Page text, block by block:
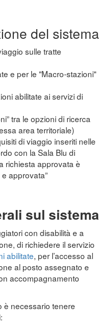
del sistema
sulle tratte
e per le "Macro-stazioni"
abilitate ai servizi di
tra le opzioni di ricerca
area territoriale)
di viaggio inseriti nelle
con la Sala Blu di
richiesta approvata è
approvata”
sul sistema
con disabilità e a
di richiedere il servizio
abilitate, per l’accesso al
al posto assegnato e
accompagnamento
è necessario tenere